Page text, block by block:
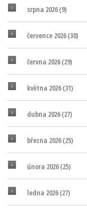
srpna 2026(9)
července 2026(30)
června 2026(29)
května 2026(31)
dubna 2026(27)
března 2026(25)
února 2026(25)
ledna 2026(27)